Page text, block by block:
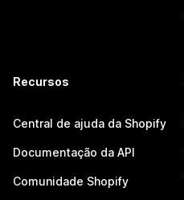
Recursos
Central de ajuda da Shopify
Documentação da API
Comunidade Shopify